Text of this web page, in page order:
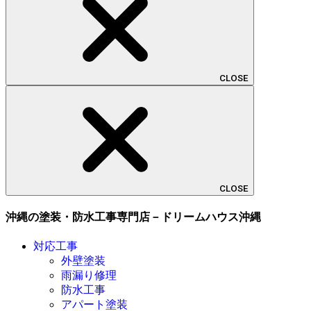
CLOSE
CLOSE
沖縄の塗装・防水工事専門店－ドリームハウス沖縄
対応工事
外壁塗装
雨漏り修理
防水工事
アパート塗装